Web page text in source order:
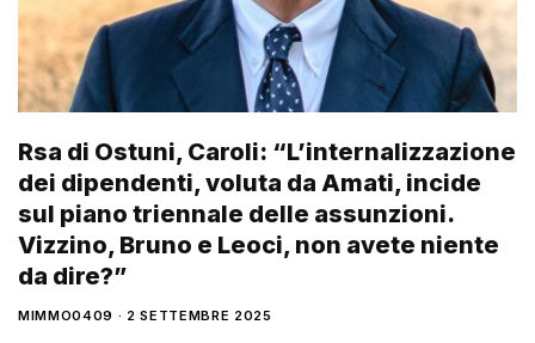
Rsa di Ostuni, Caroli: “L’internalizzazione
dei dipendenti, voluta da Amati, incide
sul piano triennale delle assunzioni.
Vizzino, Bruno e Leoci, non avete niente
da dire?”
MIMMO0409 2 SETTEMBRE 2025